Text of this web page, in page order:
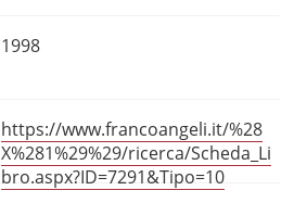
1998
https://www.francoangeli.it/%28
X%281%29%29/ricerca/Scheda_Li
bro.aspx?ID=7291&Tipo=10